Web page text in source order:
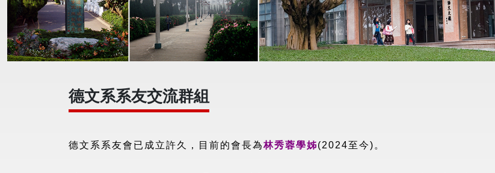
德文系系友交流群組
德文系系友會已成立許久，目前的會長為林秀蓉學姊(2024至今)。